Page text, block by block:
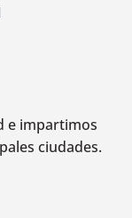
e impartimos
ciudades.